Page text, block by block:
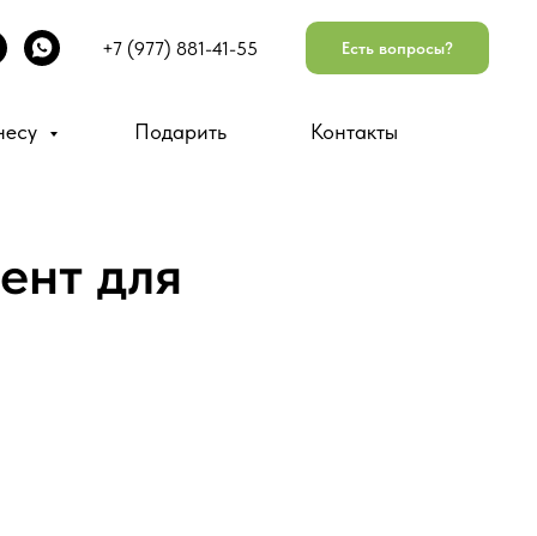
+7 (977) 881-41-55 Есть вопросы?
Подарить Контакты
для